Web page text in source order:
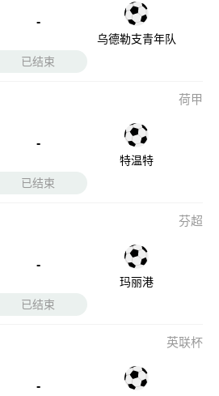
-
乌德勒支青年队
已结束
荷甲
-
特温特
已结束
芬超
-
玛丽港
已结束
英联杯
-